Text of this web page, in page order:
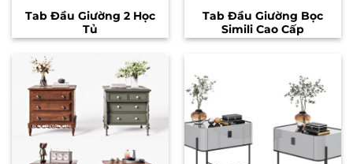
Tab Đầu Giường 2 Học
Tủ
Tab Đầu Giường Bọc
Simili Cao Cấp